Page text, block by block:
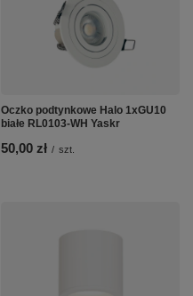
Oczko podtynkowe Halo 1xGU10
białe RL0103-WH Yaskr
50,00 zł / szt.